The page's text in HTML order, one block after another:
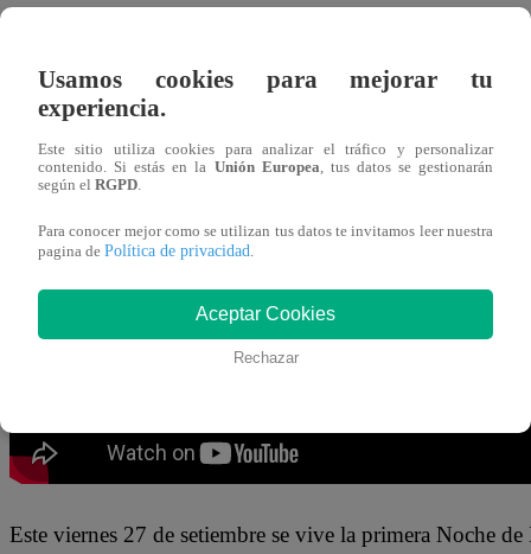
del todo bien. “Creo que la fregué, mi caldo amigo. Lo
Rápidamente corroboró que efectivamente había
metí la yuca”,
le contó a Luigi Monteghirfo, quien
Este viernes 27 de setiembre se vive la primera Noche
Usamos cookies para mejorar tu
experiencia.
Este sitio utiliza cookies para analizar el tráfico y personalizar
contenido. Si estás en la Unión Europea, tus datos se gestionarán
según el RGPD.
Para conocer mejor como se utilizan tus datos te invitamos leer nuestra
pagina de Política de privacidad.
Aceptar Cookies
Rechazar